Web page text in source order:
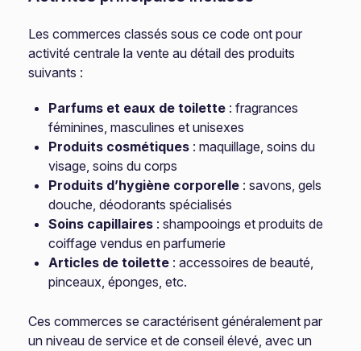
Les commerces classés sous ce code ont pour
activité centrale la vente au détail des produits
suivants :
Parfums et eaux de toilette : fragrances
féminines, masculines et unisexes
Produits cosmétiques : maquillage, soins du
visage, soins du corps
Produits d’hygiène corporelle : savons, gels
douche, déodorants spécialisés
Soins capillaires : shampooings et produits de
coiffage vendus en parfumerie
Articles de toilette : accessoires de beauté,
pinceaux, éponges, etc.
Ces commerces se caractérisent généralement par
un niveau de service et de conseil élevé, avec un